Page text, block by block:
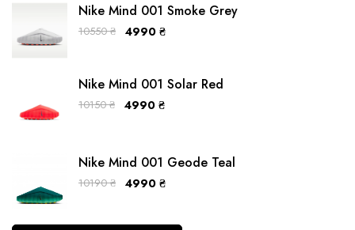
Nike Mind 001 Smoke Grey
10550₴ 4990 ₴
Nike Mind 001 Solar Red
10150₴ 4990 ₴
Nike Mind 001 Geode Teal
10190₴ 4990 ₴